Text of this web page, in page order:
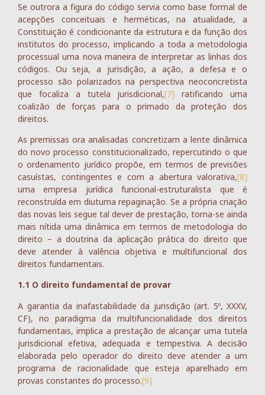
Se outrora a figura do código servia como base formal de
acepções conceituais e herméticas, na atualidade, a
Constituição é condicionante da estrutura e da função dos
institutos do processo, implicando a toda a metodologia
processual uma nova maneira de interpretar as linhas dos
códigos. Ou seja, a jurisdição, a ação, a defesa e o
processo são polarizados na perspectiva neoconcretista
que focaliza a tutela jurisdicional,[7] ratificando uma
coalizão de forças para o primado da proteção dos
direitos.
As premissas ora analisadas concretizam a lente dinâmica
do novo processo constitucionalizado, repercutindo o que
o ordenamento jurídico propõe, em termos de previsões
casuístas, contingentes e com a abertura valorativa,[8]
uma empresa jurídica funcional-estruturalista que é
reconstruída em diuturna repaginação. Se a própria criação
das novas leis segue tal dever de prestação, torna-se ainda
mais nítida uma dinâmica em termos de metodologia do
direito – a doutrina da aplicação prática do direito que
deve atender à valência objetiva e multifuncional dos
direitos fundamentais.
1.1 O direito fundamental de provar
A garantia da inafastabilidade da jurisdição (art. 5º, XXXV,
CF), no paradigma da multifuncionalidade dos direitos
fundamentais, implica a prestação de alcançar uma tutela
jurisdicional efetiva, adequada e tempestiva. A decisão
elaborada pelo operador do direito deve atender a um
programa de racionalidade que esteja aparelhado em
provas constantes do processo.[9]